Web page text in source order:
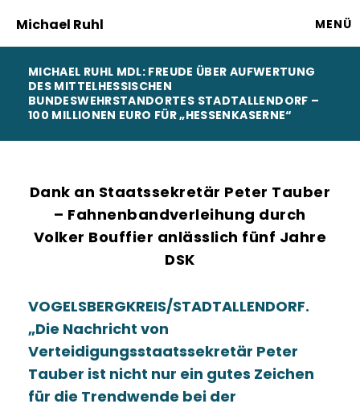
Michael Ruhl MENÜ
MICHAEL RUHL MDL: FREUDE ÜBER AUFWERTUNG
DES MITTELHESSISCHEN
BUNDESWEHRSTANDORTES STADTALLENDORF –
100 MILLIONEN EURO FÜR „HESSENKASERNE“
Dank an Staatssekretär Peter Tauber
– Fahnenbandverleihung durch
Volker Bouffier anlässlich fünf Jahre
DSK
VOGELSBERGKREIS/STADTALLENDORF.
Die Nachricht von
Verteidigungsstaatssekretär Peter
Tauber ist nicht nur ein gutes Zeichen
für die Trendwende bei der